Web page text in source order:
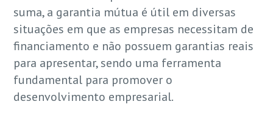
suma, a garantia mútua é útil em diversas
situações em que as empresas necessitam de
financiamento e não possuem garantias reais
para apresentar, sendo uma ferramenta
fundamental para promover o
desenvolvimento empresarial.